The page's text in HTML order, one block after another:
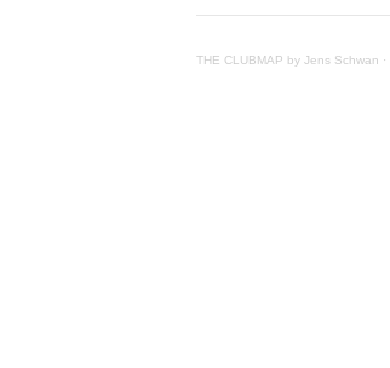
L
B
THE CLUBMAP by Jens Schwan ·